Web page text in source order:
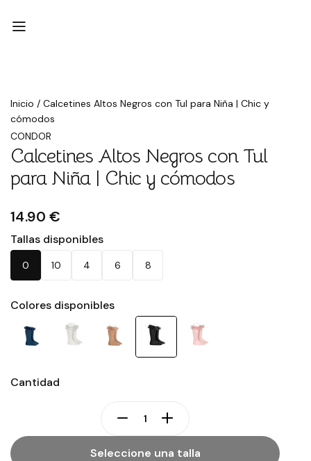
Inicio / Calcetines Altos Negros con Tul para Niña | Chic y
cómodos
CONDOR
Calcetines Altos Negros con Tul
para Niña | Chic y cómodos
14.90 €
Tallas disponibles
0 10 4 6 8
Colores disponibles
Cantidad
Seleccione una talla